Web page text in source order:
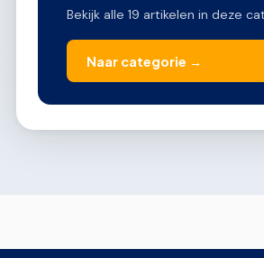
Bekijk alle 19 artikelen in deze
Naar categorie →